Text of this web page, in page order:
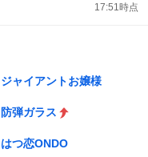
17:51時点
ジャイアントお嬢様
防弾ガラス
はつ恋ONDO